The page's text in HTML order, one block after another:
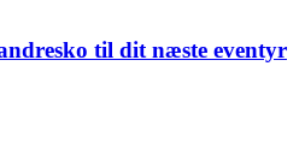
til dit næste eventyr